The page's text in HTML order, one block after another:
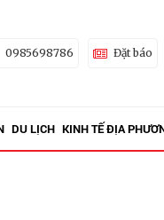
0985698786 Đặt báo
DU LỊCH KINH TẾ ĐỊA